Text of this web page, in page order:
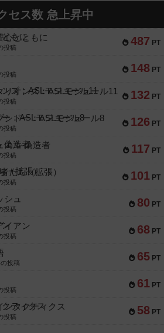
セス数 急上昇中
487 PT
心とともに
投稿
148 PT
投稿
132 PT
オンズ：ASLモジュール11
投稿
126 PT
シドー：ASLモジュール8
投稿
117 PT
エル 偽造者
投稿
101 PT
たち（拡張）
投稿
80 PT
シュ
投稿
68 PT
イアン
投稿
65 PT
投稿
61 PT
投稿
58 PT
ンタクティクス
投稿